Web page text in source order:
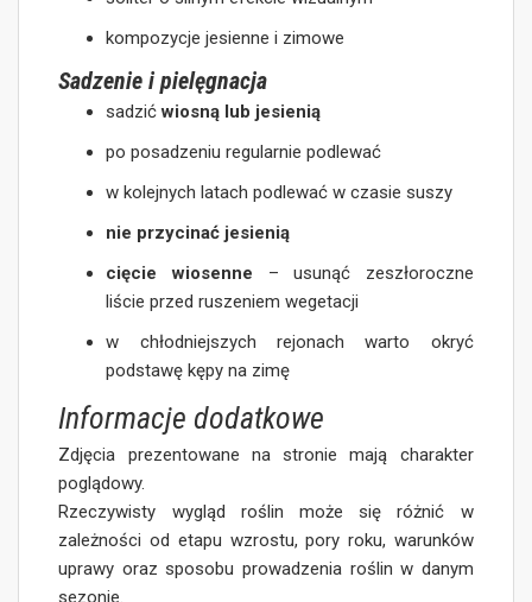
kompozycje jesienne i zimowe
Sadzenie i pielęgnacja
sadzićwiosną lub jesienią
po posadzeniu regularnie podlewać
w kolejnych latach podlewać w czasie suszy
nie przycinać jesienią
cięcie wiosenne – usunąć zeszłoroczne
liście przed ruszeniem wegetacji
w chłodniejszych rejonach warto okryć
podstawę kępy na zimę
Informacje dodatkowe
Zdjęcia prezentowane na stronie mają charakter
poglądowy.
Rzeczywisty wygląd roślin może się różnić w
zależności od etapu wzrostu, pory roku, warunków
uprawy oraz sposobu prowadzenia roślin w danym
sezonie.